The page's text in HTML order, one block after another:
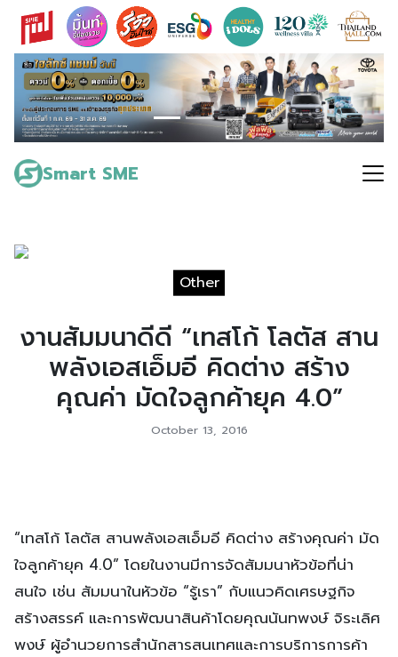
Skip
content
Smart SME
Search
for:
Other
งานสัมมนาดีดี “เทสโก้ โลตัส สาน
พลังเอสเอ็มอี คิดต่าง สร้าง
คุณค่า มัดใจลูกค้ายุค 4.0”
October 13, 2016
“เทสโก้ โลตัส สานพลังเอสเอ็มอี คิดต่าง สร้างคุณค่า มัด
ใจลูกค้ายุค 4.0” โดยในงานมีการจัดสัมมนาหัวข้อที่น่า
สนใจ เช่น สัมมนาในหัวข้อ “รู้เรา” กับแนวคิดเศรษฐกิจ
สร้างสรรค์ และการพัฒนาสินค้าโดยคุณนันทพงษ์ จิระเลิศ
พงษ์ ผู้อำนวยการสำนักสารสนเทศและการบริการการค้า